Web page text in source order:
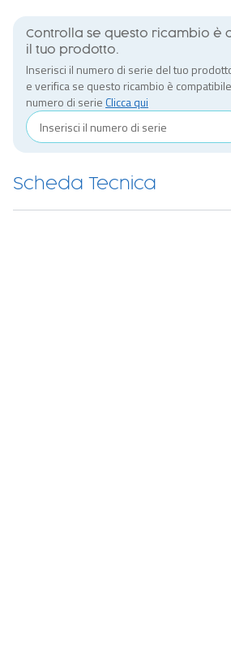
Controlla se questo ricambio è
il tuo prodotto.
Inserisci il numero di serie del tuo
e verifica se questo ricambio è
numero di serie Clicca qui
Scheda Tecnica